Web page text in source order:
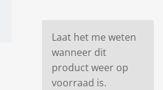
Laat het me weten
wanneer dit
product weer op
voorraad is.